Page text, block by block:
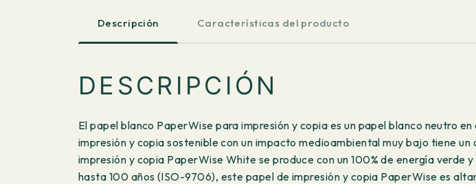
Descripción Características del producto
DESCRIPCIÓN
El papel blanco PaperWise para impresión y copia es un papel blanco neutro
impresión y copia sostenible con un impacto medioambiental muy bajo tiene
impresión y copia PaperWise White se produce con un 100% de energía
hasta 100 años (ISO-9706), este papel de impresión y copia PaperWise es